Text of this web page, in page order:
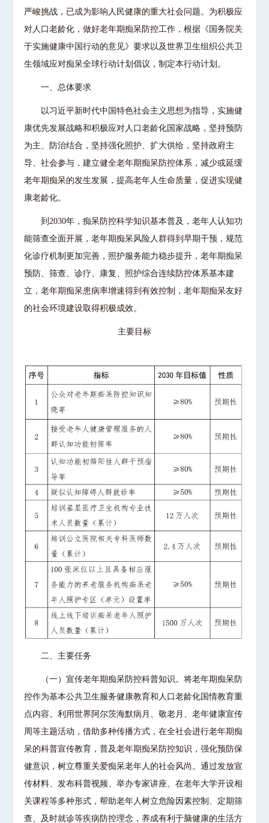
严峻挑战，已成为影响人民健康的重大社会问题。为积极应
对人口老龄化，做好老年期痴呆防控工作，根据《国务院关
于实施健康中国行动的意见》要求以及世界卫生组织公共卫
生领域应对痴呆全球行动计划倡议，制定本行动计划。
一、总体要求
以习近平新时代中国特色社会主义思想为指导，实施健
康优先发展战略和积极应对人口老龄化国家战略，坚持预防
为主、防治结合，坚持强化照护、扩大供给，坚持政府主
导、社会参与，建立健全老年期痴呆防控体系，减少或延缓
老年期痴呆的发生发展，提高老年人生命质量，促进实现健
康老龄化。
到2030年，痴呆防控科学知识基本普及，老年人认知功
能筛查全面开展，老年期痴呆风险人群得到早期干预，规范
化诊疗机制更加完善，照护服务能力稳步提升，老年期痴呆
预防、筛查、诊疗、康复、照护综合连续防控体系基本建
立，老年期痴呆患病率增速得到有效控制，老年期痴呆友好
的社会环境建设取得积极成效。
主要目标
二、主要任务
（一）宣传老年期痴呆防控科普知识。将老年期痴呆防
控作为基本公共卫生服务健康教育和人口老龄化国情教育重
点内容。利用世界阿尔茨海默病月、敬老月、老年健康宣传
周等主题活动，借助多种传播方式，在全社会进行老年期痴
呆的科普宣传教育，普及老年期痴呆防控知识，强化预防保
健意识，树立尊重关爱痴呆老年人的社会风尚。通过发放宣
传材料、发布科普视频、举办专家讲座、在老年大学开设相
关课程等多种形式，帮助老年人树立危险因素控制、定期筛
查、及时就诊等疾病防控理念，养成有利于脑健康的生活方